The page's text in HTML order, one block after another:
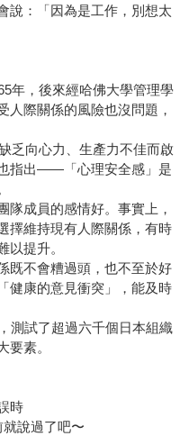
說：「因為是工作，別想太
年，後來經哈佛大學管理學
人際關係的風險也沒問題，
乏向心力、生產力不佳而啟
指出――「心理安全感」是
隊成員的感情好。事實上，
擇維持現有人際關係，有時
以提升。
既不會糟過頭，也不至於好
健康的意見衝突」，能及時
測試了超過六千個日本組織
要素。
時
說過了吧〜